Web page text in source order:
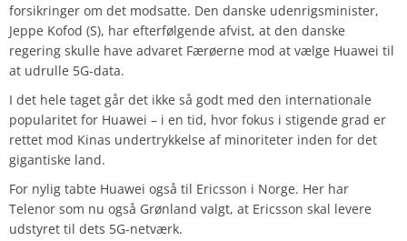
forsikringer om det modsatte. Den danske udenrigsminister,
Jeppe Kofod (S), har efterfølgende afvist, at den danske
regering skulle have advaret Færøerne mod at vælge Huawei til
at udrulle 5G-data.
I det hele taget går det ikke så godt med den internationale
popularitet for Huawei – i en tid, hvor fokus i stigende grad er
rettet mod Kinas undertrykkelse af minoriteter inden for det
gigantiske land.
For nylig tabte Huawei også til Ericsson i Norge. Her har
Telenor som nu også Grønland valgt, at Ericsson skal levere
udstyret til dets 5G-netværk.